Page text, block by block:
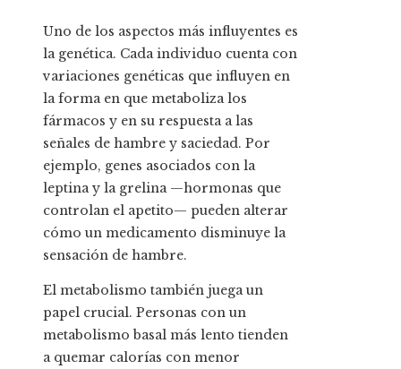
Uno de los aspectos más influyentes es
la genética. Cada individuo cuenta con
variaciones genéticas que influyen en
la forma en que metaboliza los
fármacos y en su respuesta a las
señales de hambre y saciedad. Por
ejemplo, genes asociados con la
leptina y la grelina —hormonas que
controlan el apetito— pueden alterar
cómo un medicamento disminuye la
sensación de hambre.
El metabolismo también juega un
papel crucial. Personas con un
metabolismo basal más lento tienden
a quemar calorías con menor